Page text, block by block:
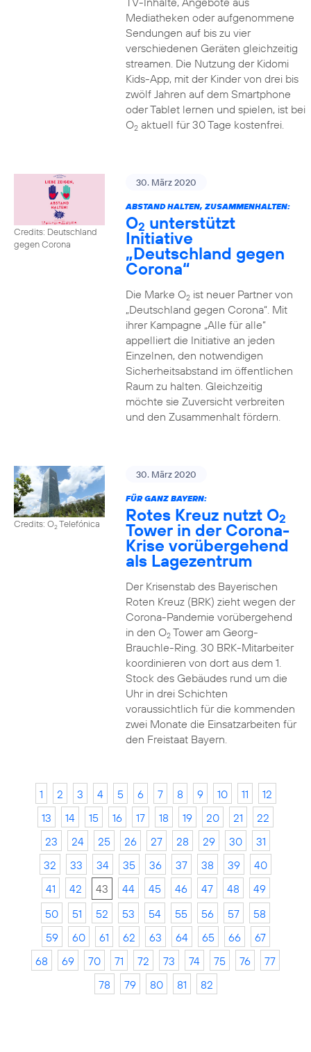
Mediatheken oder aufgenommene
Sendungen auf bis zu vier
verschiedenen Geräten gleichzeitig
streamen. Die Nutzung der Kidomi
Kids-App, mit der Kinder von drei bis
zwölf Jahren auf dem Smartphone
oder Tablet lernen und spielen, ist bei
O2aktuell für 30 Tage kostenfrei.
Credits: Deutschland
gegen Corona
30. März 2020
ABSTAND HALTEN, ZUSAMMENHALTEN:
O2 unterstützt
Initiative
„Deutschland gegen
Corona“
Die Marke O2ist neuer Partner von
„Deutschland gegen Corona“. Mit
ihrer Kampagne „Alle für alle“
appelliert die Initiative an jeden
Einzelnen, den notwendigen
Sicherheitsabstand im öffentlichen
Raum zu halten. Gleichzeitig
möchte sie Zuversicht verbreiten
und den Zusammenhalt fördern.
Credits: O2Telefónica
30. März 2020
FÜR GANZ BAYERN:
Rotes Kreuz nutzt O2
Tower in der Corona-
Krise vorübergehend
als Lagezentrum
Der Krisenstab des Bayerischen
Roten Kreuz (BRK) zieht wegen der
Corona-Pandemie vorübergehend
in den O2Tower am Georg-
Brauchle-Ring. 30 BRK-Mitarbeiter
koordinieren von dort aus dem 1.
Stock des Gebäudes rund um die
Uhr in drei Schichten
voraussichtlich für die kommenden
zwei Monate die Einsatzarbeiten für
den Freistaat Bayern.
1 2 3 4 5 6 7 8 9 10 11
12
13
14 15 16 17 18 19 20 21
22
23
24 25 26 27 28 29 30
31
32
33 34 35 36 37 38 39
40
41
42 43 44 45 46 47 48
49
50
51 52 53 54 55 56 57
58
59
60 61 62 63 64 65 66
67
68
69 70 71 72 73 74 75 76
77
78
79 80 81 82